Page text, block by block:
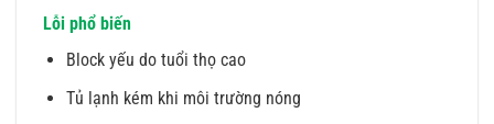
Lỗi phổ biến
Block yếu do tuổi thọ cao
Tủ lạnh kém khi môi trường nóng